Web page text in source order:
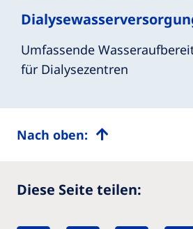
Umfassende
für Dialysezentren
Nach oben:
Diese Seite teilen: